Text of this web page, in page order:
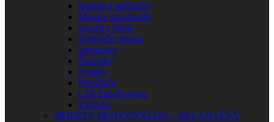
Batérie a nabíjačky
Merače motohodín
Sviečky NGK
Vypínače motora
Smerovky
Žiarovky
Poistky
Prepínače
CDI Zapaľovanie
Zásuvky
MODELY MOTOCYKLOV – SKLADAČKY